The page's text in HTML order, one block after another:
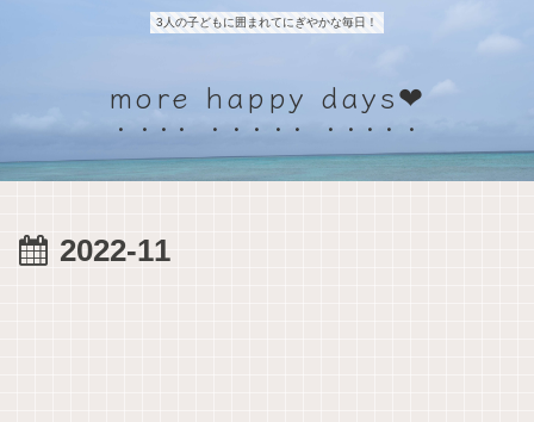
3人の子どもに囲まれてにぎやかな毎日！
more happy days❤
2022-11